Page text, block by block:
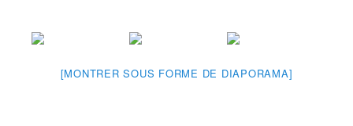
[MONTRER SOUS FORME DE DIAPORAMA]